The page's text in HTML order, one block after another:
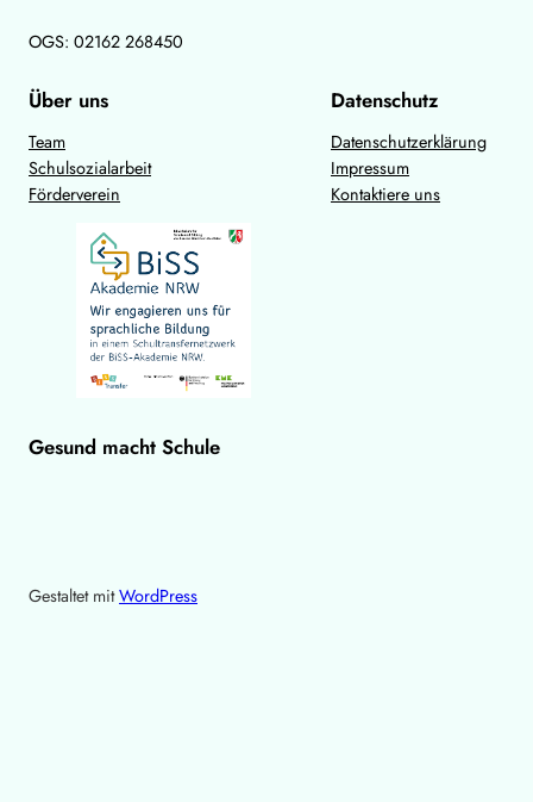
OGS: 02162 268450
Über uns
Team
Schulsozialarbeit
Förderverein
Datenschutz
Datenschutzerklärung
Impressum
Kontaktiere uns
Gesund macht Schule
Gestaltet mitWordPress